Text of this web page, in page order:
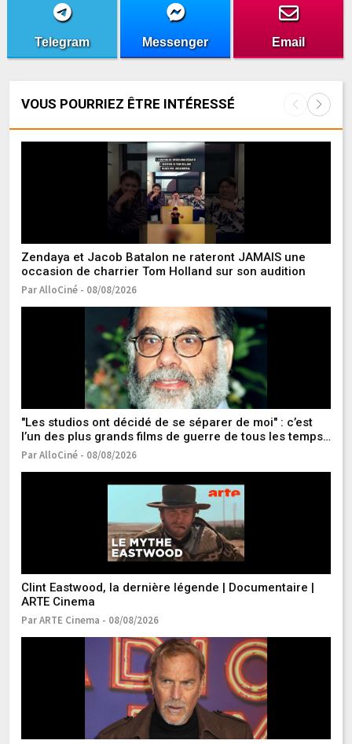
Telegram Messenger Email
VOUS POURRIEZ ÊTRE INTÉRESSÉ
Zendaya et Jacob Batalon ne rateront JAMAIS une
occasion de charrier Tom Holland sur son audition
Par AlloCiné - 08/08/2026
"Les studios ont décidé de se séparer de moi" : c’est
l’un des plus grands films de guerre de tous les temps…
Mais Francis Ford Coppola en a été viré !
Par AlloCiné - 08/08/2026
Clint Eastwood, la dernière légende | Documentaire |
ARTE Cinema
Par ARTE Cinema - 08/08/2026